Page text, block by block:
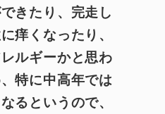
きたり、完走し
痒くなったり、
ルギーかと思わ
特に中高年では
るというので、